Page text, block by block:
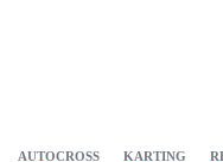
AUTOCROSS KARTING